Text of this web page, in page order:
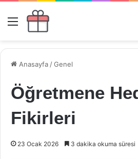
Menü
Anasayfa /Genel
Öğretmene
Fikirleri
23 Ocak 2026 3 dakika okuma süresi